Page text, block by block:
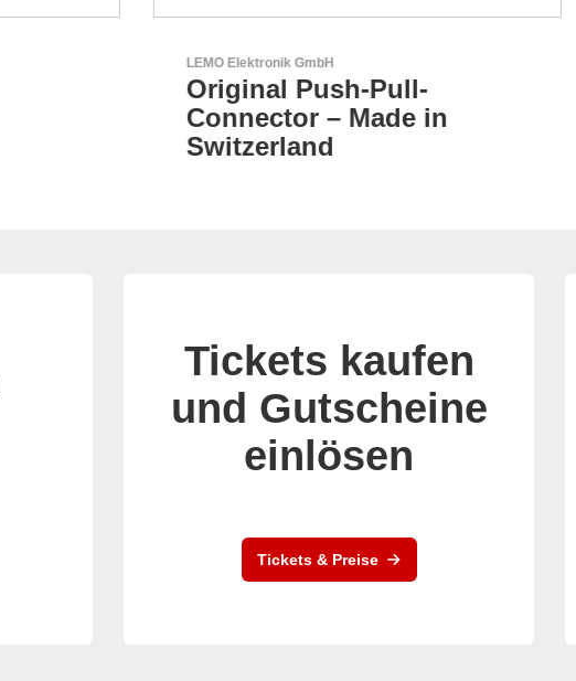
LEMO Elektronik GmbH
Original Push-Pull-
Connector – Made in
Switzerland
Tickets kaufen
und Gutscheine
einlösen
Tickets & Preise